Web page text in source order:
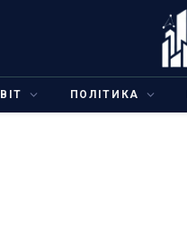
ПОЛІТИКА